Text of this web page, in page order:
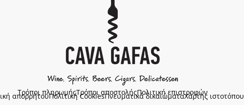
Τρόποι πληρωμήςΤρόποι αποστολήςΠολιτική επιστροφών
απορρήτουΠολιτική CookiesΠνευματικά δικαιώματαΧάρτης ιστοτόπου